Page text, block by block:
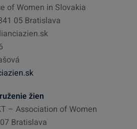
of Women in Slovakia
05 Bratislava
žien
– Association of Women
Bratislava